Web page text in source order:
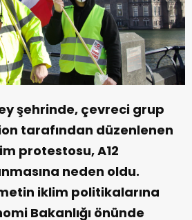
şehrinde, çevreci grup
tarafından düzenlenen
protestosu, A12
neden oldu.
iklim politikalarına
Bakanlığı önünde